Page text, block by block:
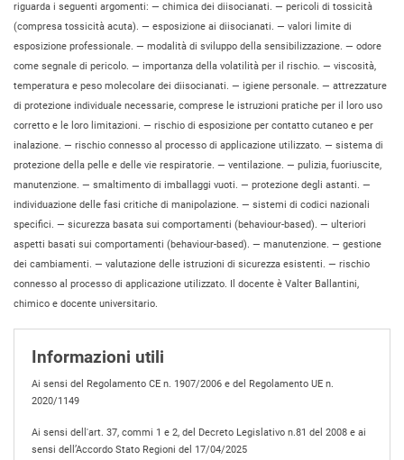
riguarda i seguenti argomenti: — chimica dei diisocianati. — pericoli di tossicità
(compresa tossicità acuta). — esposizione ai diisocianati. — valori limite di
esposizione professionale. — modalità di sviluppo della sensibilizzazione. — odore
come segnale di pericolo. — importanza della volatilità per il rischio. — viscosità,
temperatura e peso molecolare dei diisocianati. — igiene personale. — attrezzature
di protezione individuale necessarie, comprese le istruzioni pratiche per il loro uso
corretto e le loro limitazioni. — rischio di esposizione per contatto cutaneo e per
inalazione. — rischio connesso al processo di applicazione utilizzato. — sistema di
protezione della pelle e delle vie respiratorie. — ventilazione. — pulizia, fuoriuscite,
manutenzione. — smaltimento di imballaggi vuoti. — protezione degli astanti. —
individuazione delle fasi critiche di manipolazione. — sistemi di codici nazionali
specifici. — sicurezza basata sui comportamenti (behaviour-based). — ulteriori
aspetti basati sui comportamenti (behaviour-based). — manutenzione. — gestione
dei cambiamenti. — valutazione delle istruzioni di sicurezza esistenti. — rischio
connesso al processo di applicazione utilizzato. Il docente è Valter Ballantini,
chimico e docente universitario.
Informazioni utili
Ai sensi del Regolamento CE n. 1907/2006 e del Regolamento UE n.
2020/1149
Ai sensi dell'art. 37, commi 1 e 2, del Decreto Legislativo n.81 del 2008 e ai
sensi dell’Accordo Stato Regioni del 17/04/2025